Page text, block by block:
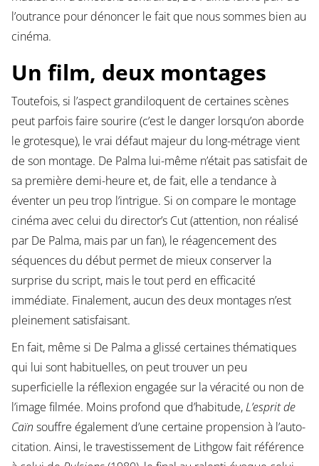
l’outrance pour dénoncer le fait que nous sommes bien au
cinéma.
Un film, deux montages
Toutefois, si l’aspect grandiloquent de certaines scènes
peut parfois faire sourire (c’est le danger lorsqu’on aborde
le grotesque), le vrai défaut majeur du long-métrage vient
de son montage. De Palma lui-même n’était pas satisfait de
sa première demi-heure et, de fait, elle a tendance à
éventer un peu trop l’intrigue. Si on compare le montage
cinéma avec celui du director’s Cut (attention, non réalisé
par De Palma, mais par un fan), le réagencement des
séquences du début permet de mieux conserver la
surprise du script, mais le tout perd en efficacité
immédiate. Finalement, aucun des deux montages n’est
pleinement satisfaisant.
En fait, même si De Palma a glissé certaines thématiques
qui lui sont habituelles, on peut trouver un peu
superficielle la réflexion engagée sur la véracité ou non de
l’image filmée. Moins profond que d’habitude,L’esprit de
Caïn souffre également d’une certaine propension à l’auto-
citation. Ainsi, le travestissement de Lithgow fait référence